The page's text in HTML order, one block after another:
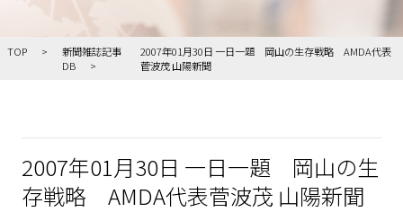
TOP
新聞雑誌記事
DB
2007年01月30日 一日一題 岡山の生存戦略 AMDA代表
菅波茂 山陽新聞
2007年01月30日 一日一題 岡山の生
存戦略 AMDA代表菅波茂 山陽新聞